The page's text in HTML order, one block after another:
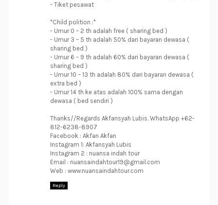
- Tiket pesawat
*Child polition :*
- Umur 0 – 2 th adalah free ( sharing bed )
- Umur 3 – 5 th adalah 50% dari bayaran dewasa (
sharing bed )
- Umur 6 – 9 th adalah 60% dari bayaran dewasa (
sharing bed )
- Umur 10 – 13 th adalah 80% dari bayaran dewasa (
extra bed )
- Umur 14 th ke atas adalah 100% sama dengan
dewasa ( bed sendiri )
Thanks//Regards Akfansyah Lubis. WhatsApp +62-
812-6238-8907
Facebook : Akfan Akfan
Instagram 1: Akfansyah Lubis
Instagram 2 : nuansa indah tour
Email : nuansaindahtour19@gmail.com
Web : www.nuansaindahtour.com
Reply